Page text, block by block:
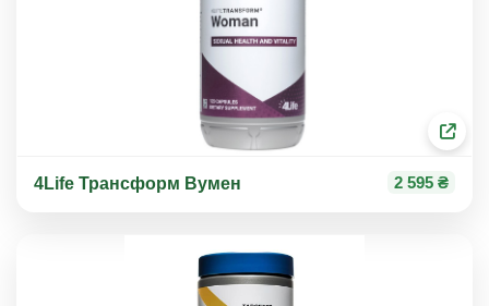
4Life Трансформ Вумен 2 595 ₴